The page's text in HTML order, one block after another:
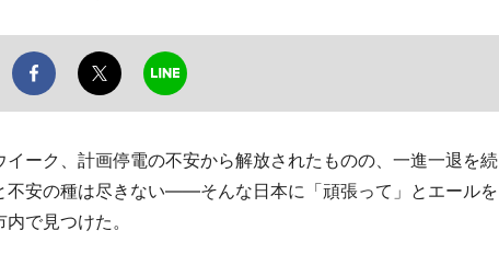
ーク、計画停電の不安から解放されたものの、一進一退を続
不安の種は尽きない――そんな日本に「頑張って」とエールを
で見つけた。